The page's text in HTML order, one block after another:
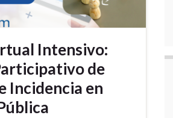
Intensivo:
de
Incidencia en